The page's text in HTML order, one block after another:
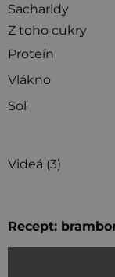
Sacharidy
Z toho cukry
Proteín
Vlákno
Soľ
Videá (3)
Recept: